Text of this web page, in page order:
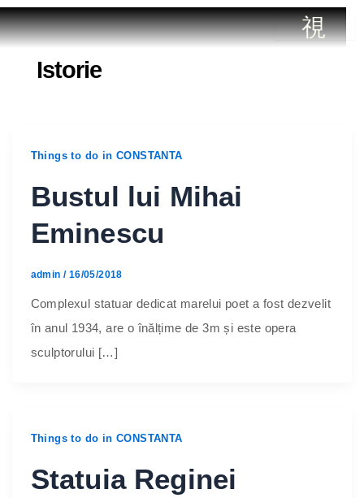
Istorie
Things to do in CONSTANTA
Bustul lui Mihai
Eminescu
admin / 16/05/2018
Complexul statuar dedicat marelui poet a fost dezvelit
în anul 1934, are o înălțime de 3m și este opera
sculptorului […]
Things to do in CONSTANTA
Statuia Reginei